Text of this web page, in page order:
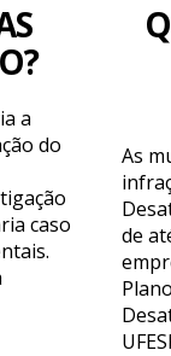
a
do
caso
As
de